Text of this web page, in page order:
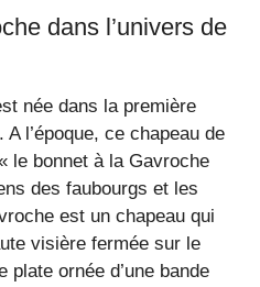
dans l’univers de
née dans la première
l’époque, ce chapeau de
le bonnet à la Gavroche
des faubourgs et les
est un chapeau qui
visière fermée sur le
ornée d’une bande